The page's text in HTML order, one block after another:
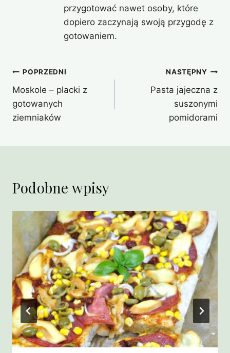
przygotować nawet osoby, które
dopiero zaczynają swoją przygodę z
gotowaniem.
Nawigacja
wpisu
POPRZEDNI
Moskole – placki z
gotowanych
ziemniaków
NASTĘPNY
Pasta jajeczna z
suszonymi
pomidorami
Podobne wpisy